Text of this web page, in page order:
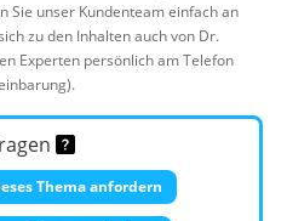
Sie unser Kundenteam einfach an
zu den Inhalten auch von Dr.
Experten persönlich am Telefon
Thema anfordern